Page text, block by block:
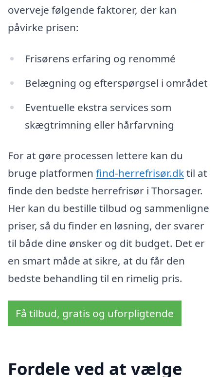
overveje følgende faktorer, der kan
påvirke prisen:
Frisørens erfaring og renommé
Belægning og efterspørgsel i området
Eventuelle ekstra services som
skægtrimning eller hårfarvning
For at gøre processen lettere kan du
bruge platformen find-herrefrisør.dktil at
finde den bedste herrefrisør i Thorsager.
Her kan du bestille tilbud og sammenligne
priser, så du finder en løsning, der svarer
til både dine ønsker og dit budget. Det er
en smart måde at sikre, at du får den
bedste behandling til en rimelig pris.
Få tilbud, gratis og uforpligtende
Fordele ved at vælge